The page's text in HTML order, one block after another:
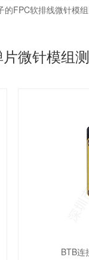
FPC软排线微针模
微针模组
BTB连